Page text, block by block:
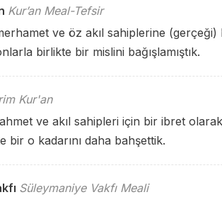
Kur’an Meal-Tefsir
ve öz akıl sahiplerine
birlikte bir mislini bağışlamıştık.
Kur'an
ve akıl sahipleri için bir ibret
bir o kadarını daha bahşettik.
Süleymaniye Vakfı Meali